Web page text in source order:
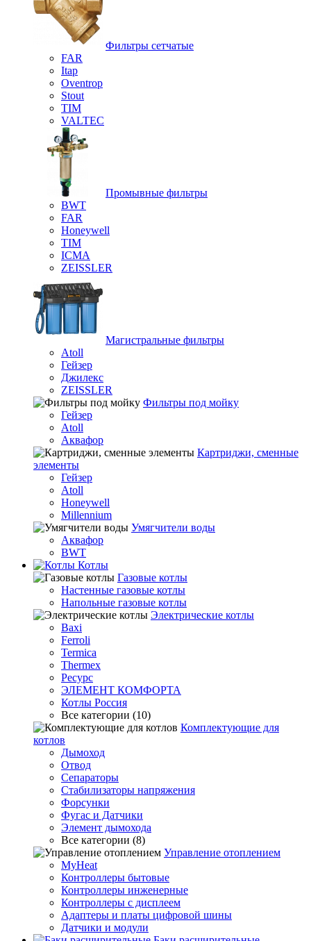
Фильтры сетчатые
FAR
Itap
Oventrop
Stout
TIM
VALTEC
Промывные фильтры
BWT
FAR
Honeywell
TIM
ICMA
ZEISSLER
Магистральные фильтры
Atoll
Гейзер
Джилекс
ZEISSLER
Фильтры под мойку
Гейзер
Atoll
Аквафор
Картриджи, сменные
элементы
Гейзер
Atoll
Honeywell
Millennium
Умягчители воды
Аквафор
BWT
Котлы
Гaзовые котлы
Настенные газовые котлы
Напольные газовые котлы
Электрические котлы
Baxi
Ferroli
Termica
Thermex
Ресурс
ЭЛЕМЕНТ КОМФОРТА
Котлы Россия
Все категории (10)
Комплектующие для
котлов
Дымоход
Отвод
Сепараторы
Стабилизаторы напряжения
Форсунки
Фугас и Датчики
Элемент дымохода
Все категории (8)
Управление отоплением
MyHeat
Контроллеры бытовые
Контроллеры инженерные
Контроллеры с дисплеем
Адаптеры и платы цифровой шины
Датчики и модули